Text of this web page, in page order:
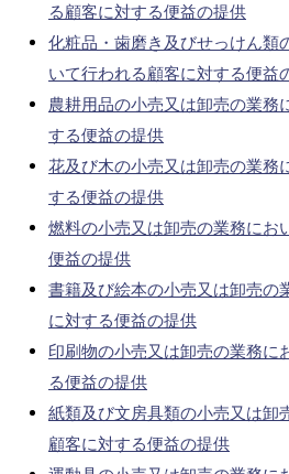
る顧客に対する便益の提供
化粧品・歯磨き及びせっけん類
いて行われる顧客に対する便益
農耕用品の小売又は卸売の業務
する便益の提供
花及び木の小売又は卸売の業務
する便益の提供
燃料の小売又は卸売の業務にお
便益の提供
書籍及び絵本の小売又は卸売の
に対する便益の提供
印刷物の小売又は卸売の業務に
る便益の提供
紙類及び文房具類の小売又は卸
顧客に対する便益の提供